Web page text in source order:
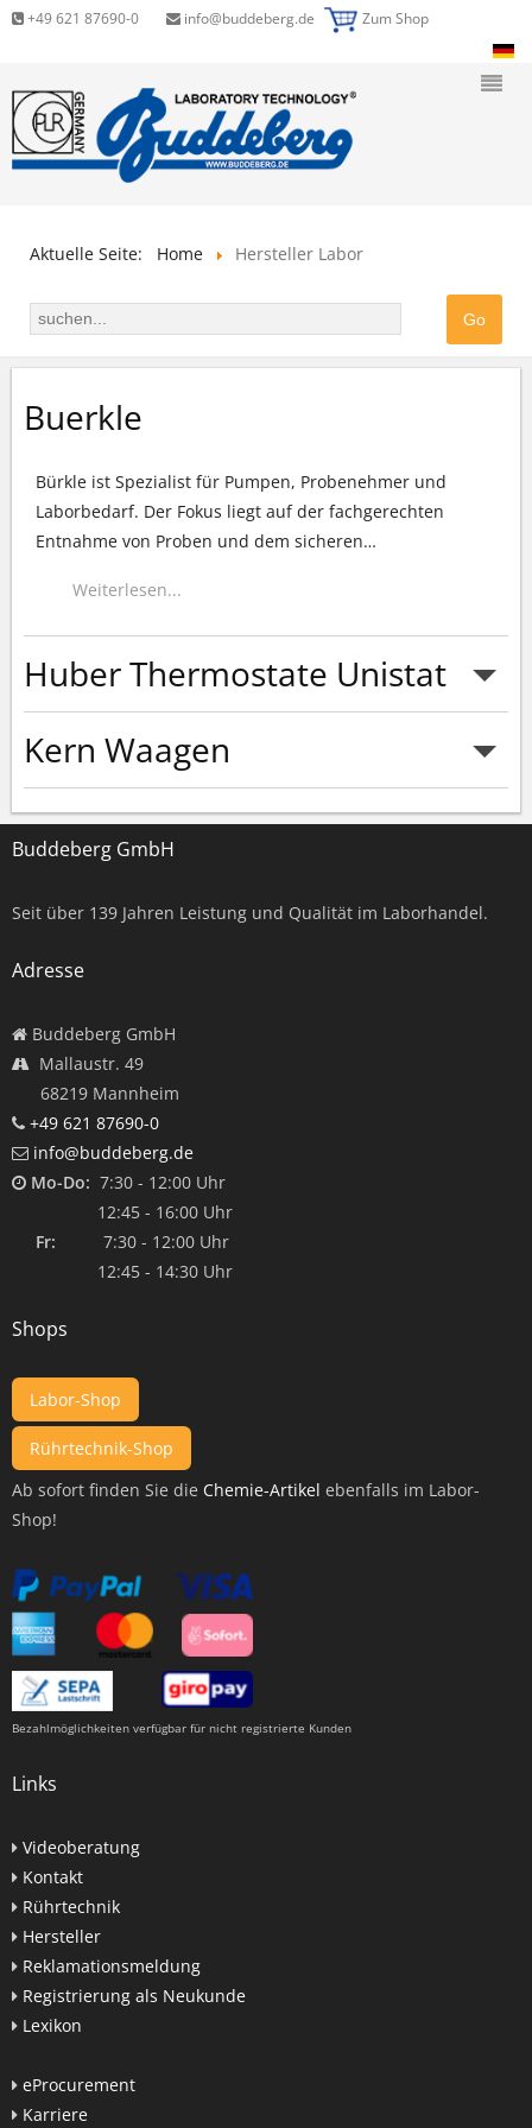
+49 621 87690-0 info@buddeberg.de Zum Shop
Aktuelle Seite: Home Hersteller Labor
Buerkle
Bürkle ist Spezialist für Pumpen, Probenehmer und
Laborbedarf. Der Fokus liegt auf der fachgerechten
Entnahme von Proben und dem sicheren…
Weiterlesen...
Huber Thermostate Unistat
Weiterlesen...
Kern Waagen
Buddeberg GmbH
Seit über 139 Jahren Leistung und Qualität im Laborhandel.
Adresse
Buddeberg GmbH
Mallaustr. 49
68219 Mannheim
+49 621 87690-0
info@buddeberg.de
Mo-Do: 7:30 - 12:00 Uhr
12:45 - 16:00 Uhr
Fr: 7:30 - 12:00 Uhr
12:45 - 14:30 Uhr
Shops
Labor-Shop
Rührtechnik-Shop
Ab sofort finden Sie die Chemie-Artikel ebenfalls im Labor-
Shop!
Bezahlmöglichkeiten verfügbar für nicht registrierte Kunden
Links
Videoberatung
Kontakt
Rührtechnik
Hersteller
Reklamationsmeldung
Registrierung als Neukunde
Lexikon
eProcurement
Karriere